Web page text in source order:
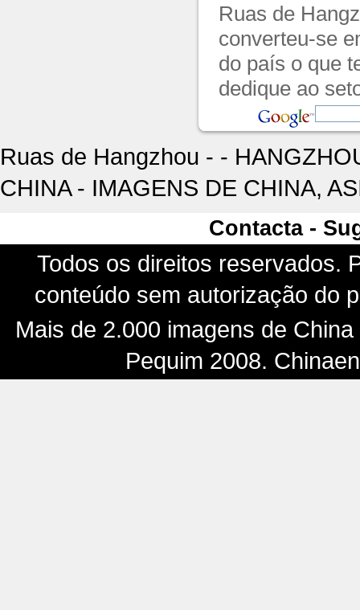
Ruas de
converteu-se
do país o que
dedique ao
Ruas de Hangzhou - -
CHINA - IMAGENS DE CHINA,
Contacta -
Todos os direitos reservados.
conteúdo sem autorização do
Mais de 2.000 imagens de
Pequim 2008.